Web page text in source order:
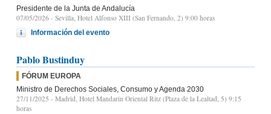
Presidente de la Junta de Andalucía
07/05/2026 - Sevilla, Hotel Alfonso XIII (San Fernando, 2) 9:00 horas
Información del evento
Pablo Bustinduy
FÓRUM EUROPA
Ministro de Derechos Sociales, Consumo y Agenda 2030
27/11/2025 - Madrid, Hotel Mandarin Oriental Ritz (Plaza de la Lealtad, 5) 9:15
horas